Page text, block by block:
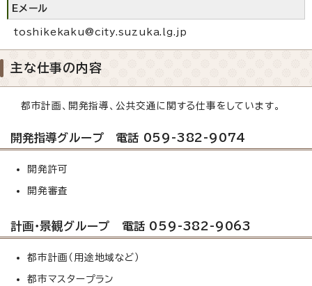
Eメール
toshikekaku@city.suzuka.lg.jp
主な仕事の内容
都市計画、開発指導、公共交通に関する仕事をしています。
開発指導グループ 電話 059-382-9074
開発許可
開発審査
計画・景観グループ 電話 059-382-9063
都市計画（用途地域など）
都市マスタープラン